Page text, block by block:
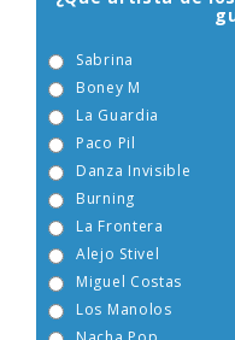
¿Qué artista de
Boney M
Burning
Alejo Stivel
Miguel Costas